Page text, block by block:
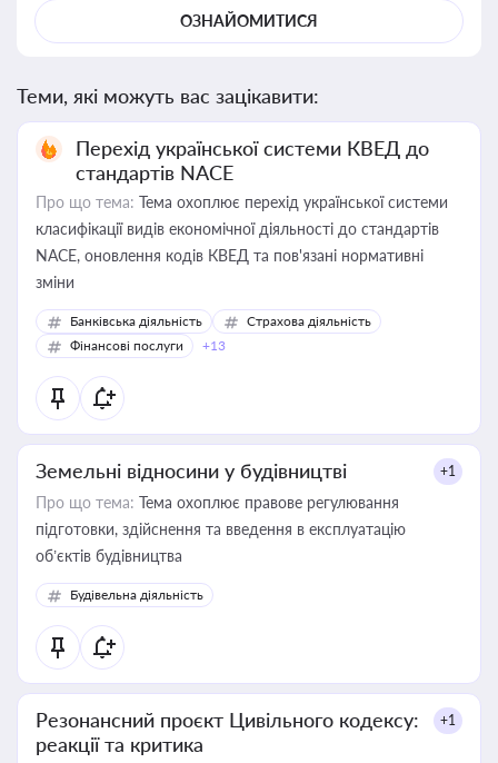
ОЗНАЙОМИТИСЯ
Теми, які можуть вас зацікавити:
Перехід української системи КВЕД до
стандартів NACE
Про що тема: Тема охоплює перехід української системи
класифікації видів економічної діяльності до стандартів
NACE, оновлення кодів КВЕД та пов'язані нормативні
зміни
Банківська діяльність
Страхова діяльність
Фінансові послуги
+13
Земельні відносини у будівництві +1
Про що тема: Тема охоплює правове регулювання
підготовки, здійснення та введення в експлуатацію
об’єктів будівництва
Будівельна діяльність
Резонансний проєкт Цивільного кодексу:
реакції та критика
+1